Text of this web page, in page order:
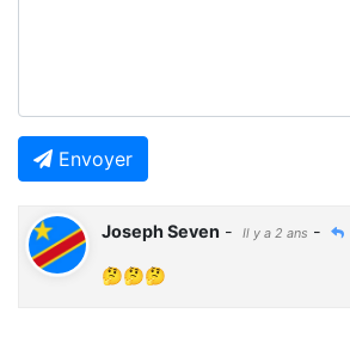
Envoyer
Joseph Seven - Il y a 2 ans -
🤔🤔🤔